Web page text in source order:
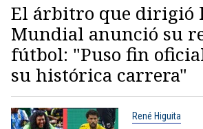
El árbitro que dirigió
Mundial anunció su
fútbol: "Puso fin
su histórica carrera"
René Higuita